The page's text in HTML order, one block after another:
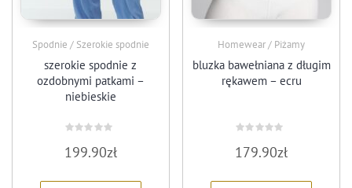
Spodnie / Szerokie spodnie
szerokie spodnie z
ozdobnymi patkami –
niebieskie
0
na
199.90zł
Homewear / Piżamy
bluzka bawełniana z długim
rękawem – ecru
0
na
179.90zł